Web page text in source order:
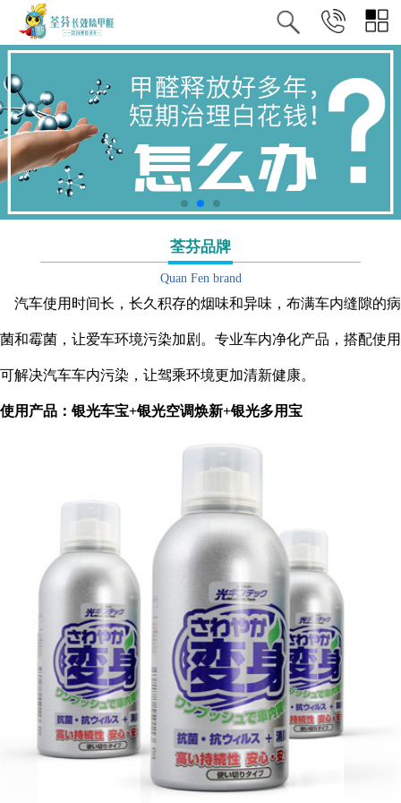
荃芬品牌
Quan Fen brand
汽车使用时间长，长久积存的烟味和异味，布满车内缝隙的病
菌和霉菌，让爱车环境污染加剧。专业车内净化产品，搭配使用
可解决汽车车内污染，让驾乘环境更加清新健康。
使用产品：银光车宝+银光空调焕新+银光多用宝